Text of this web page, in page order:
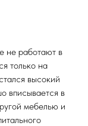
не работают в
только на
высокий
вписывается в
мебелью и